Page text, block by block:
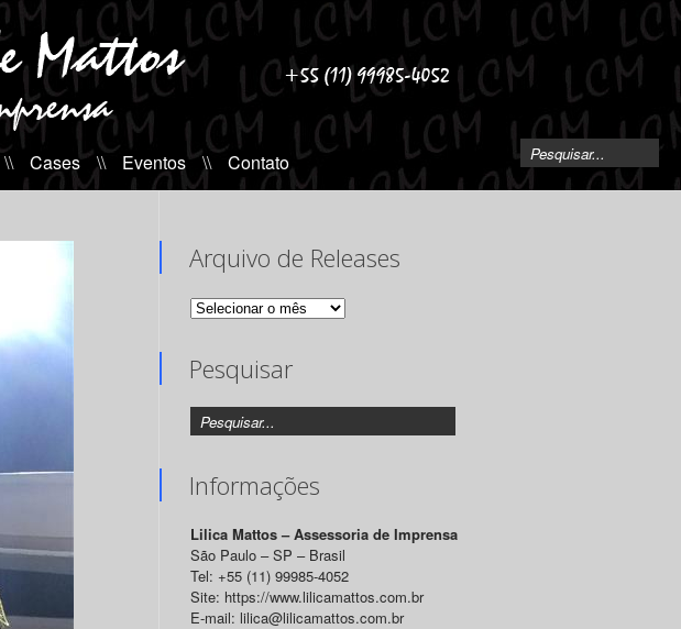
\\ Cases \\ Eventos \\ Contato
Arquivo de Releases
Arquivo
Pesquisar
Informações
Lilica Mattos – Assessoria de Imprensa
São Paulo – SP – Brasil
Tel: +55 (11) 99985-4052
Site: https://www.lilicamattos.com.br
E-mail: lilica@lilicamattos.com.br